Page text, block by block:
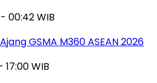
00:42 WIB
GSMA M360 ASEAN 2026
WIB